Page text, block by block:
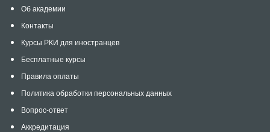
Об академии
Контакты
Курсы РКИ для иностранцев
Бесплатные курсы
Правила оплаты
Политика обработки персональных данных
Вопрос-ответ
Аккредитация